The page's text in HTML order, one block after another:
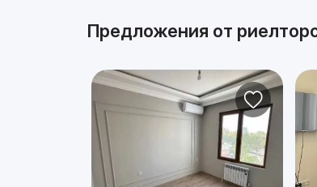
Предложения от